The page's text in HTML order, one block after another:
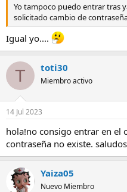
Yo tampoco puedo entrar tras
solicitado cambio de
Igual yo....
T toti30
Miembro activo
14 Jul 2023
hola!no consigo entrar en el
contraseña no existe. saludos
Yaiza05
Nuevo Miembro